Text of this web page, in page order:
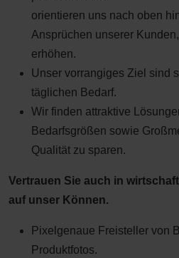
orientieren uns nach oben
Ansprüchen unserer
erhöhen.
Unser vorrangiges Ziel sind
täglichen Bedarf.
Wir finden attraktive
Bedarfsgrößen sowie
Qualität zu sparen.
Vertrauen Sie auch in
auf unser Können.
Pixelgenaue Freisteller von
Produktfotos.